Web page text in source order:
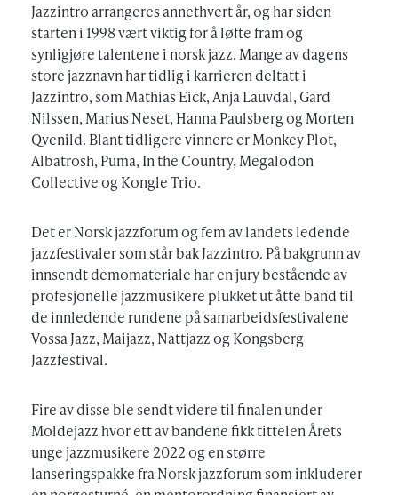
Jazzintro arrangeres annethvert år, og har siden
starten i 1998 vært viktig for å løfte fram og
synligjøre talentene i norsk jazz. Mange av dagens
store jazznavn har tidlig i karrieren deltatt i
Jazzintro, som Mathias Eick, Anja Lauvdal, Gard
Nilssen, Marius Neset, Hanna Paulsberg og Morten
Qvenild. Blant tidligere vinnere er Monkey Plot,
Albatrosh, Puma, In the Country, Megalodon
Collective og Kongle Trio.
Det er Norsk jazzforum og fem av landets ledende
jazzfestivaler som står bak Jazzintro. På bakgrunn av
innsendt demomateriale har en jury bestående av
profesjonelle jazzmusikere plukket ut åtte band til
de innledende rundene på samarbeidsfestivalene
Vossa Jazz, Maijazz, Nattjazz og Kongsberg
Jazzfestival.
Fire av disse ble sendt videre til finalen under
Moldejazz hvor ett av bandene fikk tittelen Årets
unge jazzmusikere 2022 og en større
lanseringspakke fra Norsk jazzforum som inkluderer